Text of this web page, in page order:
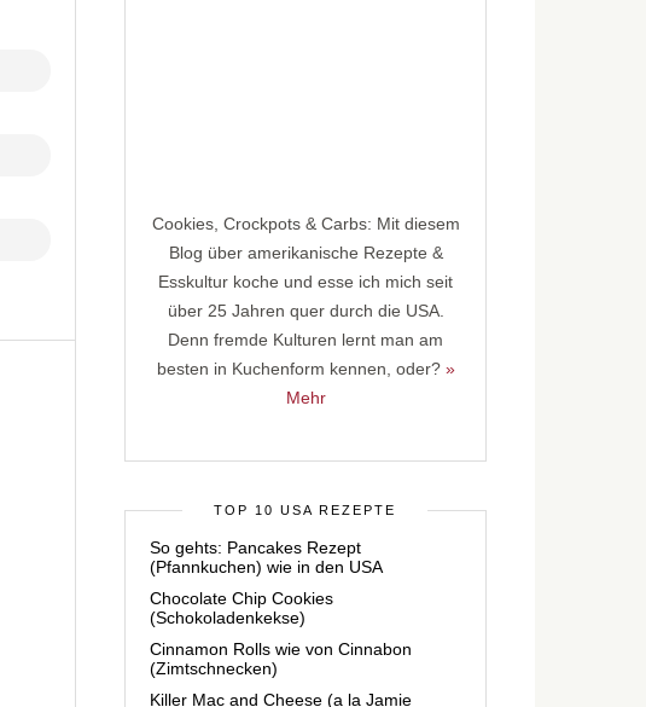
Cookies, Crockpots & Carbs: Mit diesem
Blog über amerikanische Rezepte &
Esskultur koche und esse ich mich seit
über 25 Jahren quer durch die USA.
Denn fremde Kulturen lernt man am
besten in Kuchenform kennen, oder? »
Mehr
TOP 10 USA REZEPTE
So gehts: Pancakes Rezept
(Pfannkuchen) wie in den USA
Chocolate Chip Cookies
(Schokoladenkekse)
Cinnamon Rolls wie von Cinnabon
(Zimtschnecken)
Killer Mac and Cheese (a la Jamie